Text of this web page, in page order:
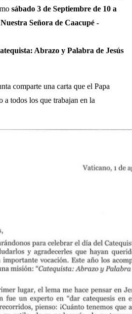
sábado 3 de Septiembre de 10 a
Señora de Caacupé -
Abrazo y Palabra de Jesús
comparte una carta que el Papa
a todos los que trabajan en la